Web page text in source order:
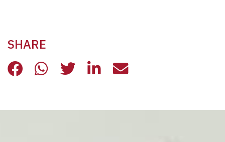
SHARE
RINASCERE DOPO LA VIOLENZA:
RINASCERE DOPO LA
RINASCERE DOPO LA
RINASCERE DOPO
RINASCERE